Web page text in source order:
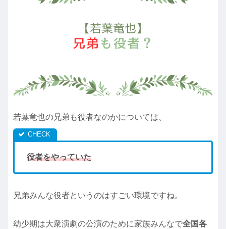
若葉竜也の兄弟も役者なのかについては、
役者をやっていた
兄弟みんな役者というのはすごい環境ですね。
幼少期は大衆演劇の公演のために家族みんなで全国各